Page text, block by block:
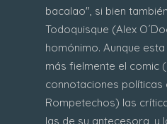
bacalao", si bien
Todoquisque (Alex
homónimo. Aunque
más fielmente el comic
connotaciones políticas
Rompetechos) las
las de su antecesora, y